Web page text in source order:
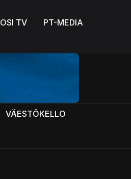
TV
PT-MEDIA
VÄESTÖKELLO